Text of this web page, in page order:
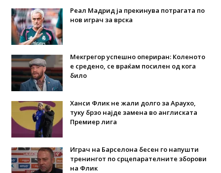
Реал Мадрид ја прекинува потрагата по
нов играч за врска
Мекгрегор успешно опериран: Коленото
е средено, се враќам посилен од кога
било
Ханси Флик не жали долго за Араухо,
туку брзо најде замена во англиската
Премиер лига
Играч на Барселона бесен го напушти
тренингот по срцепарателните зборови
на Флик